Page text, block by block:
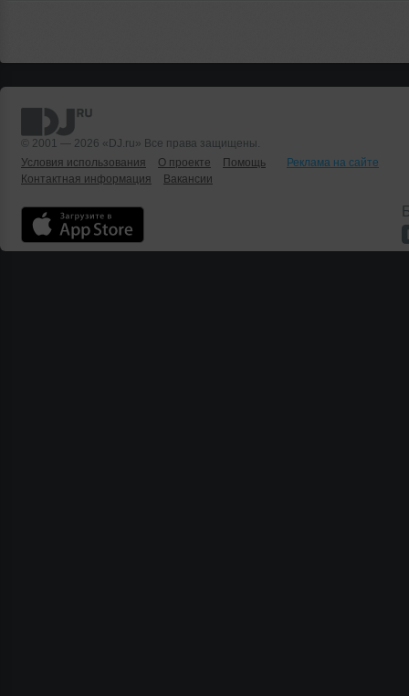
© 2001 — 2026 «DJ.ru» Все права защищены.
Условия использования
О проекте Помощь
Реклама на сайте
Контактная информация
Вакансии